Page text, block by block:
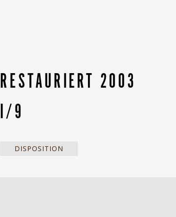
RESTAURIERT 2003
I/9
DISPOSITION